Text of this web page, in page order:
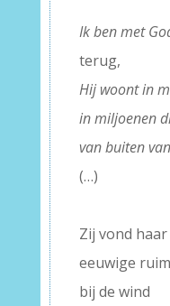
Ik ben met
terug,
Hij woont in
in miljoenen
van buiten
(…)
Zij vond
eeuwige
bij de wind